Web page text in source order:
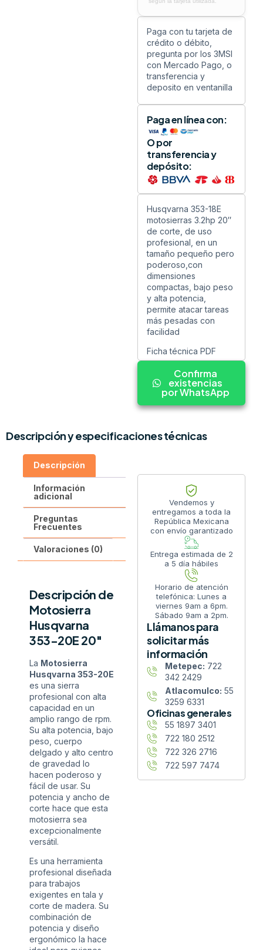
Paga con tu tarjeta de
crédito o débito,
pregunta por los 3MSI
con Mercado Pago, o
transferencia y
deposito en ventanilla
Paga en línea con:
O por
transferencia y
depósito:
Husqvarna 353-18E
motosierras 3.2hp 20″
de corte, de uso
profesional, en un
tamaño pequeño pero
poderoso,con
dimensiones
compactas, bajo peso
y alta potencia,
permite atacar tareas
más pesadas con
facilidad
Ficha técnica PDF
Confirma
existencias
por WhatsApp
Descripción y especificaciones técnicas
Descripción
Información
adicional
Preguntas
Frecuentes
Valoraciones (0)
Descripción de
Motosierra
Husqvarna
353-20E 20″
La Motosierra
Husqvarna 353-20E
es una sierra
profesional con alta
capacidad en un
amplio rango de rpm.
Su alta potencia, bajo
peso, cuerpo
delgado y alto centro
de gravedad lo
hacen poderoso y
fácil de usar. Su
potencia y ancho de
corte hace que esta
motosierra sea
excepcionalmente
versátil.
Es una herramienta
profesional diseñada
para trabajos
exigentes en tala y
corte de madera. Su
combinación de
potencia y diseño
ergonómico la hace
Vendemos y
entregamos a toda la
República Mexicana
con envío garantizado
Entrega estimada de 2
a 5 día hábiles
Horario de atención
telefónica: Lunes a
viernes 9am a 6pm.
Sábado 9am a 2pm.
Llámanos para
solicitar más
información
Metepec: 722
342 2429
Atlacomulco: 55
3259 6331
Oficinas generales
55 1897 3401
722 180 2512
722 326 2716
722 597 7474